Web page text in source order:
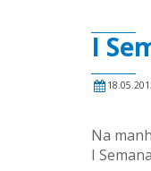
I
Na
I